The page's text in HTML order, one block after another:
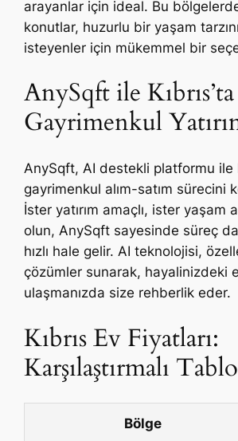
arayanlar için ideal. Bu
konutlar, huzurlu bir yaşam
isteyenler için mükemmel bir
AnySqft ile Kıbrıs’ta
Gayrimenkul
AnySqft, AI destekli platformu ile
gayrimenkul alım-satım sürecini
İster yatırım amaçlı, ister yaşam
olun, AnySqft sayesinde süreç
hızlı hale gelir. AI teknolojisi,
çözümler sunarak, hayalinizdeki
ulaşmanızda size rehberlik eder.
Kıbrıs Ev Fiyatları:
Karşılaştırmalı Tablo
Bölge